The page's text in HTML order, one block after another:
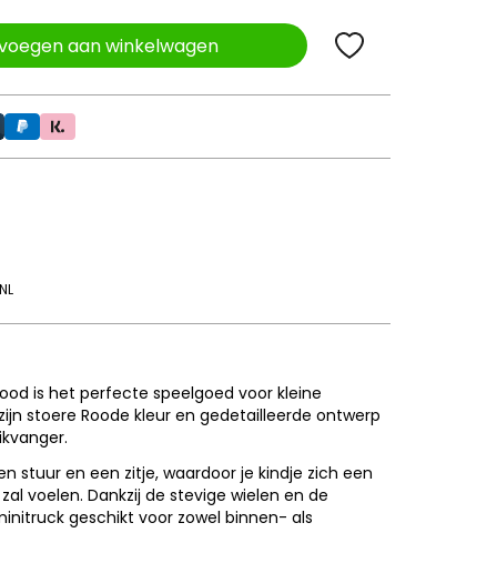
aan winkelwagen
is het perfecte speelgoed voor kleine
stoere Roode kleur en gedetailleerde ontwerp
stuur en een zitje, waardoor je kindje zich een
voelen. Dankzij de stevige wielen en de
geschikt voor zowel binnen- als